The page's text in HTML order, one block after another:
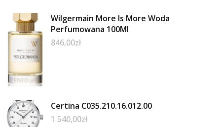
Wilgermain More Is More Woda
Perfumowana 100Ml
846,00zł
Certina C035.210.16.012.00
1 540,00zł